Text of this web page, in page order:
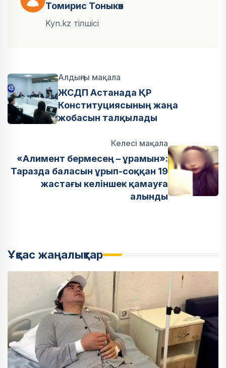
Томирис Тоныкөк
Kyn.kz тілшісі
Алдыңғы мақала
ЖСДП Астанада ҚР
Конституциясының жаңа
жобасын талқылады
Келесі мақала
«Алимент бермесең – ұрамын»:
Таразда баласын ұрып-соққан 19
жастағы келіншек қамауға
алынды
Ұқсас жаңалықтар